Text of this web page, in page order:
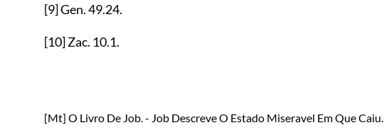
[9]Gen.49.24.
[10]Zac. 10.1.
[Mt] O Livro De Job. - Job Descreve O Estado Miseravel Em Que Caiu.